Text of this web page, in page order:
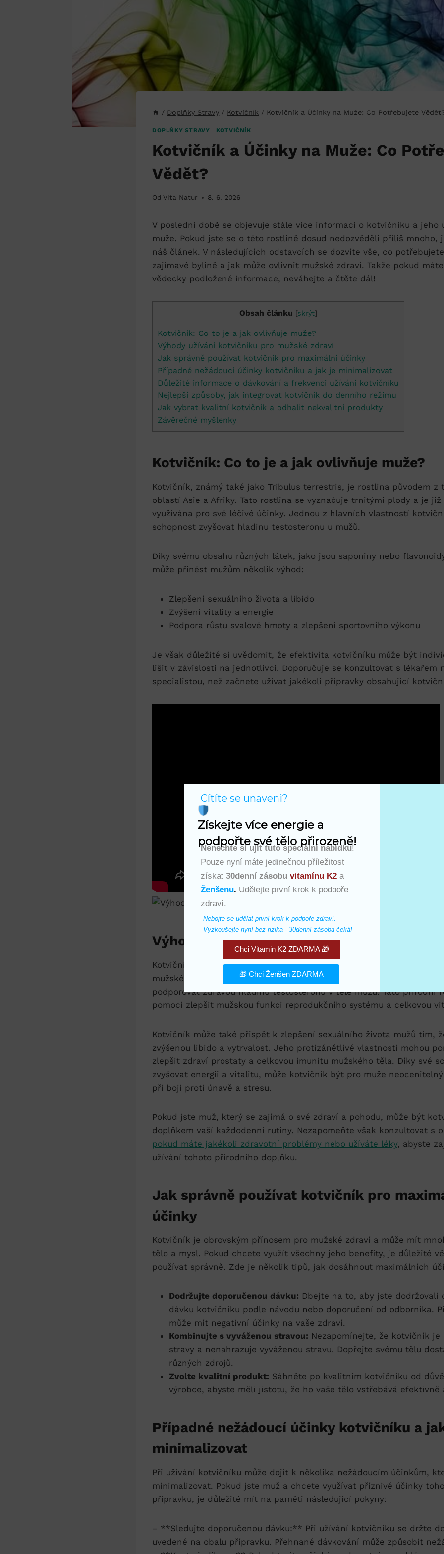
/ Doplňky Stravy / Kotvičník / Kotvičník a Účinky na Muže: Co Potřebujete Vědět?
DOPLŇKY STRAVY | KOTVIČNÍK
Kotvičník a Účinky na Muže: Co
Vědět?
Od Vita Natur 8. 6. 2026
V poslední době se objevuje stále více informací o kotvičníku a jeho
muže. Pokud jste se o této rostlině dosud nedozvěděli příliš mnoho,
náš článek. V následujících odstavcích se dozvíte vše, co
zajímavé bylině a jak může ovlivnit mužské zdraví. Takže pokud
vědecky podložené informace, neváhejte a čtěte dál!
Obsah článku [skrýt]
Kotvičník: Co to je a jak ovlivňuje muže?
Výhody užívání kotvičníku pro mužské zdraví
Jak správně používat kotvičník pro maximální účinky
Případné nežádoucí účinky kotvičníku a jak je minimalizovat
Důležité informace o dávkování a frekvenci užívání kotvičníku
Nejlepší způsoby, jak integrovat kotvičník do denního režimu
Jak vybrat kvalitní kotvičník a odhalit nekvalitní produkty
Závěrečné myšlenky
Kotvičník: Co to je a jak ovlivňuje muže?
Kotvičník, známý také jako Tribulus terrestris, je rostlina původem z
oblastí Asie a Afriky. Tato rostlina se vyznačuje trnitými plody a je již
využívána pro své léčivé účinky. Jednou z hlavních vlastností
schopnost zvyšovat hladinu testosteronu u mužů.
Díky svému obsahu různých látek, jako jsou saponiny nebo
může přinést mužům několik výhod:
Zlepšení sexuálního života a libido
Zvýšení vitality a energie
Podpora růstu svalové hmoty a zlepšení sportovního výkonu
Je však důležité si uvědomit, že efektivita kotvičníku může být
lišit v závislosti na jednotlivci. Doporučuje se konzultovat s lékařem
specialistou, než začnete užívat jakékoli přípravky obsahující
Výhody užívání kotvičníku pro mužské
Kotvičník je rostlina známá pro své mnoho zdravotních výhod, které
mužskému tělu. Jednou z největších výhod užívání kotvičníku je
podporovat zdravou hladinu testosteronu v těle mužů. Tato přírodní
pomoci zlepšit mužskou funkci reprodukčního systému a celkovou
Kotvičník může také přispět k zlepšení sexuálního života mužů tím,
zvýšenou libido a vytrvalost. Jeho protizánětlivé vlastnosti mohou
zlepšit zdraví prostaty a celkovou imunitu mužského těla. Díky své
zvyšovat energii a vitalitu, může kotvičník být pro muže
při boji proti únavě a stresu.
Pokud jste muž, který se zajímá o své zdraví a pohodu, může být
doplňkem vaší každodenní rutiny. Nezapomeňte však konzultovat s
pokud máte jakékoli zdravotní problémy nebo užíváte léky, abyste
užívání tohoto přírodního doplňku.
Jak správně používat kotvičník pro
účinky
Kotvičník je obrovským přínosem pro mužské zdraví a může mít
tělo a mysl. Pokud chcete využít všechny jeho benefity, je důležité
používat správně. Zde je několik tipů, jak dosáhnout maximálních
Dodržujte doporučenou dávku: Dbejte na to, aby jste dodržovali
dávku kotvičníku podle návodu nebo doporučení od odborníka.
může mít negativní účinky na vaše zdraví.
Kombinujte s vyváženou stravou: Nezapomínejte, že kotvičník je
stravy a nenahrazuje vyváženou stravu. Dopřejte svému tělu
různých zdrojů.
Zvolte kvalitní produkt: Sáhněte po kvalitním kotvičníku od
výrobce, abyste měli jistotu, že ho vaše tělo vstřebává efektivně
Případné nežádoucí účinky kotvičníku a
minimalizovat
Při užívání kotvičníku může dojít k několika nežádoucím účinkům,
minimalizovat. Pokud jste muž a chcete využívat příznivé účinky
přípravku, je důležité mít na paměti následující pokyny:
– **Sledujte doporučenou dávku:** Při užívání kotvičníku se držte
uvedené na obalu přípravku. Přehnané dávkování může způsobit
Získejte více energie a
podpořte své tělo přirozeně!
Nenechte si ujít tuto speciální nabídku!
Pouze nyní máte jedinečnou příležitost
získat 30denní zásobu vitamínu K2a
Ženšenu. Udělejte první krok k podpoře
zdraví.
Cítíte se unaveni?
Nebojte se udělat první krok k podpoře zdraví.
Vyzkoušejte nyní bez rizika - 30denní zásoba čeká!
Chci Vitamin K2 ZDARMA 🎁
🎁 Chci Ženšen ZDARMA